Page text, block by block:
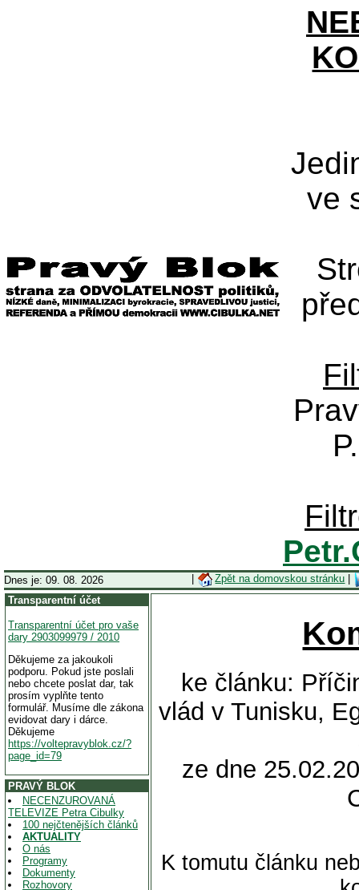
ve
Dnes je: 09. 08. 2026 Zpět na domovskou stránku
Transparentní účet
Transparentní účet pro vaše
dary 2903099979 / 2010
Děkujeme za jakoukoli
podporu. Pokud jste poslali
nebo chcete poslat dar, tak
prosím vyplňte tento
formulář. Musíme dle zákona
evidovat dary i dárce.
Děkujeme
https://voltepravyblok.cz/?
page_id=79
PRAVÝ BLOK
NECENZUROVANÁ
TELEVIZE Petra Cibulky
100 nejčtenějších článků
AKTUALITY
O nás
Programy
Dokumenty
Rozhovory
ke článku:
vlád v Tunisku,
ze dne
K tomutu článku